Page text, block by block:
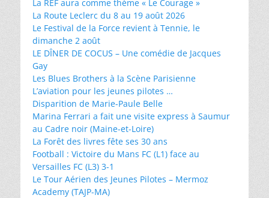
La REF aura comme thème « Le Courage »
La Route Leclerc du 8 au 19 août 2026
Le Festival de la Force revient à Tennie, le
dimanche 2 août
LE DÎNER DE COCUS – Une comédie de Jacques
Gay
Les Blues Brothers à la Scène Parisienne
L’aviation pour les jeunes pilotes …
Disparition de Marie-Paule Belle
Marina Ferrari a fait une visite express à Saumur
au Cadre noir (Maine-et-Loire)
La Forêt des livres fête ses 30 ans
Football : Victoire du Mans FC (L1) face au
Versailles FC (L3) 3-1
Le Tour Aérien des Jeunes Pilotes – Mermoz
Academy (TAJP-MA)